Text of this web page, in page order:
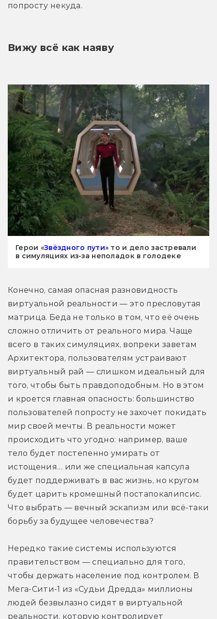
попросту некуда.
Вижу всё как наяву
Герои «Звёздного пути» то и дело застревали
в симуляциях из-за неполадок в голодеке
Конечно, самая опасная разновидность
виртуальной реальности — это пресловутая
матрица. Беда не только в том, что её очень
сложно отличить от реального мира. Чаще
всего в таких симуляциях, вопреки заветам
Архитектора, пользователям устраивают
виртуальный рай — слишком идеальный для
того, чтобы быть правдоподобным. Но в этом
и кроется главная опасность: большинство
пользователей попросту не захочет покидать
мир своей мечты. В реальности может
происходить что угодно: например, ваше
тело будет постепенно умирать от
истощения… или же специальная капсула
будет поддерживать в вас жизнь, но кругом
будет царить кромешный постапокалипсис.
Что выбрать — вечный эскапизм или всё-таки
борьбу за будущее человечества?
Нередко такие системы используются
правительством — специально для того,
чтобы держать население под контролем. В
Мега-Сити-1 из «Судьи Дредда» миллионы
людей безвылазно сидят в виртуальной
реальности, которую контролирует